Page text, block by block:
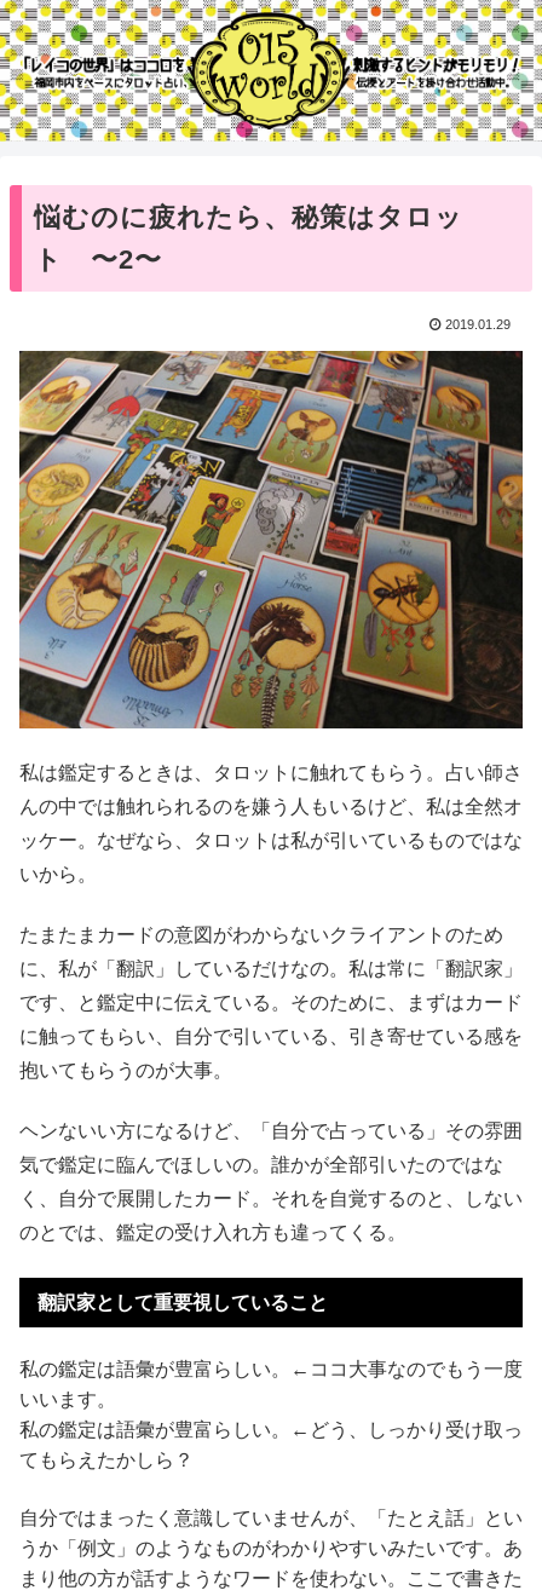
悩むのに疲れたら、秘策はタロッ
ト 〜2〜
2019.01.29
私は鑑定するときは、タロットに触れてもらう。占い師さ
んの中では触れられるのを嫌う人もいるけど、私は全然オ
ッケー。なぜなら、タロットは私が引いているものではな
いから。
たまたまカードの意図がわからないクライアントのため
に、私が「翻訳」しているだけなの。私は常に「翻訳家」
です、と鑑定中に伝えている。そのために、まずはカード
に触ってもらい、自分で引いている、引き寄せている感を
抱いてもらうのが大事。
ヘンないい方になるけど、「自分で占っている」その雰囲
気で鑑定に臨んでほしいの。誰かが全部引いたのではな
く、自分で展開したカード。それを自覚するのと、しない
のとでは、鑑定の受け入れ方も違ってくる。
翻訳家として重要視していること
私の鑑定は語彙が豊富らしい。←ココ大事なのでもう一度
いいます。
私の鑑定は語彙が豊富らしい。←どう、しっかり受け取っ
てもらえたかしら？
自分ではまったく意識していませんが、「たとえ話」とい
うか「例文」のようなものがわかりやすいみたいです。あ
まり他の方が話すようなワードを使わない。ここで書きた